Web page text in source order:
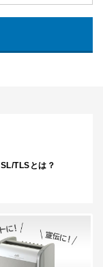
TLSとは？